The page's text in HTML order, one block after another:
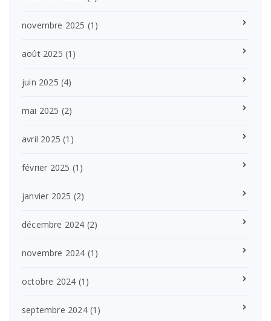
novembre 2025 (1)
août 2025 (1)
juin 2025 (4)
mai 2025 (2)
avril 2025 (1)
février 2025 (1)
janvier 2025 (2)
décembre 2024 (2)
novembre 2024 (1)
octobre 2024 (1)
septembre 2024(1)